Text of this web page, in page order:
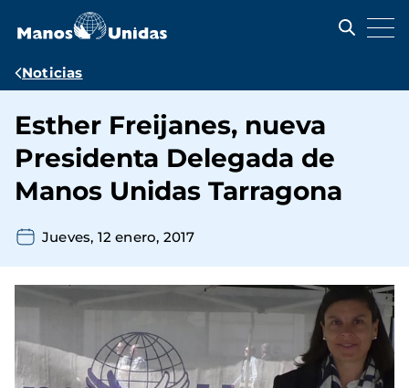
contenido
Ruta
navegación
Noticias
Esther Freijanes, nueva
Presidenta Delegada de
Manos Unidas Tarragona
Jueves, 12 enero, 2017